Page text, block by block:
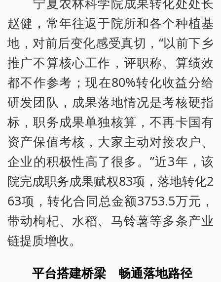
赵健，常年往返于院所和各个种植基
地，对前后变化感受真切，“以前下乡
推广不算核心工作，评职称、算绩效
都不作参考；现在80%转化收益分给
研发团队，成果落地情况是考核硬指
标，职务成果单独核算，不再卡国有
资产保值考核，大家主动对接农户、
企业的积极性高了很多。”近3年，该
院完成职务成果赋权83项，落地转化2
63项，转化合同总金额3753.5万元，
带动枸杞、水稻、马铃薯等多条产业
链提质增收。
平台搭建桥梁 畅通落地路径